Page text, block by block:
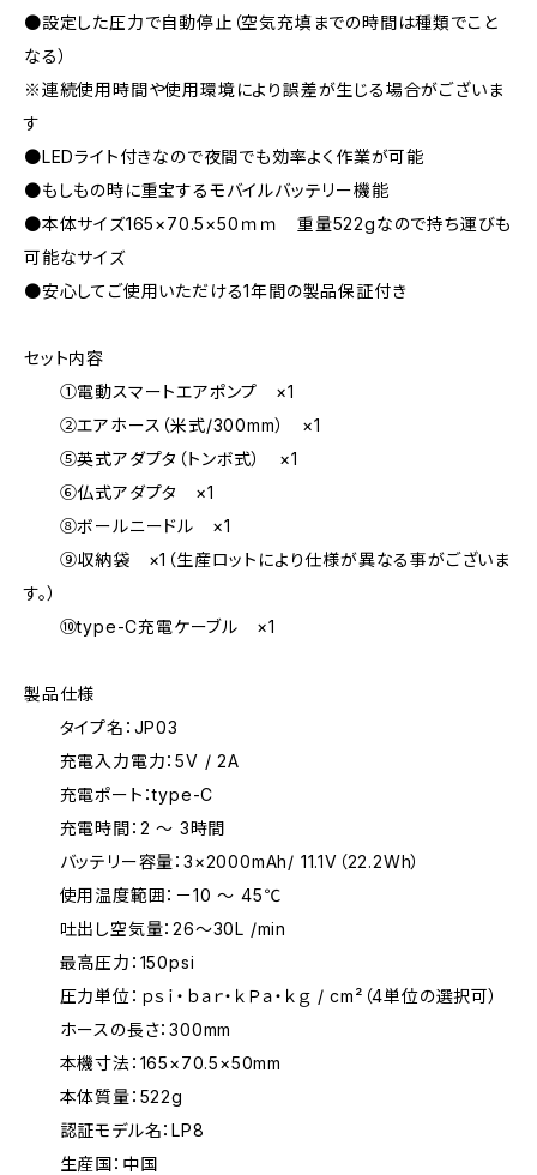
●設定した圧力で自動停止（空気充填までの時間は種類でこと
なる）
※連続使用時間や使用環境により誤差が生じる場合がございま
す
●LEDライト付きなので夜間でも効率よく作業が可能
●もしもの時に重宝するモバイルバッテリー機能
●本体サイズ165×70.5×50ｍｍ 重量522gなので持ち運びも
可能なサイズ
●安心してご使用いただける1年間の製品保証付き
セット内容
①電動スマートエアポンプ ×1
②エアホース（米式/300mm） ×1
⑤英式アダプタ（トンボ式） ×1
⑥仏式アダプタ ×1
⑧ボールニードル ×1
⑨収納袋 ×1（生産ロットにより仕様が異なる事がございま
す。）
⑩type-C充電ケーブル ×1
製品仕様
タイプ名：JP03
充電入力電力：5V / 2A
充電ポート：type-C
充電時間：2 〜 3時間
バッテリー容量：3×2000mAh/ 11.1V（22.2Wh）
使用温度範囲：－10 〜 45℃
吐出し空気量：26～30L /min
最高圧力：150psi
圧力単位：ｐｓｉ・ｂａｒ・ｋＰａ・ｋｇ / cm²（4単位の選択可）
ホースの長さ：300mm
本機寸法：165×70.5×50mm
本体質量：522g
認証モデル名：LP8
生産国：中国